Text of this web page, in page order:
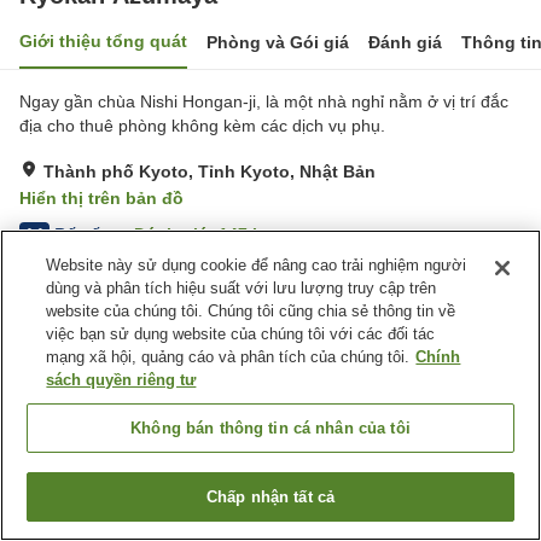
Giới thiệu tổng quát Phòng và Gói giá Đánh giá Thông
Ngay gần chùa Nishi Hongan-ji, là một nhà nghỉ nằm ở vị trí đắc
địa cho thuê phòng không kèm các dịch vụ phụ.
Thành phố Kyoto, Tỉnh Kyoto, Nhật Bản
Hiển thị trên bản đồ
4.1 Rất tốt Đánh giá:147lượt
Tiện nghi chỗ nghỉ
Máy bán hàng tự động
Phòng đa năng
Nhà Tắm Công Cộng
Nhật Bản Tỉnh Kyoto
Thành phố Kyoto
Ryokan Azumaya
Tìm phòng trống
Website này sử dụng cookie để nâng cao trải nghiệm người
dùng và phân tích hiệu suất với lưu lượng truy cập trên
website của chúng tôi. Chúng tôi cũng chia sẻ thông tin về
việc bạn sử dụng website của chúng tôi với các đối tác
mạng xã hội, quảng cáo và phân tích của chúng tôi. Chính
sách quyền riêng tư
Không bán thông tin cá nhân của tôi
Chấp nhận tất cả